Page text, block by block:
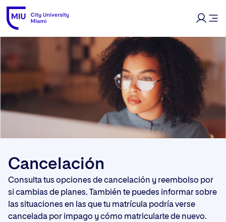
Cancelación
Consulta tus opciones de cancelación y reembolso por
si cambias de planes. También te puedes informar sobre
las situaciones en las que tu matrícula podría verse
cancelada por impago y cómo matricularte de nuevo.